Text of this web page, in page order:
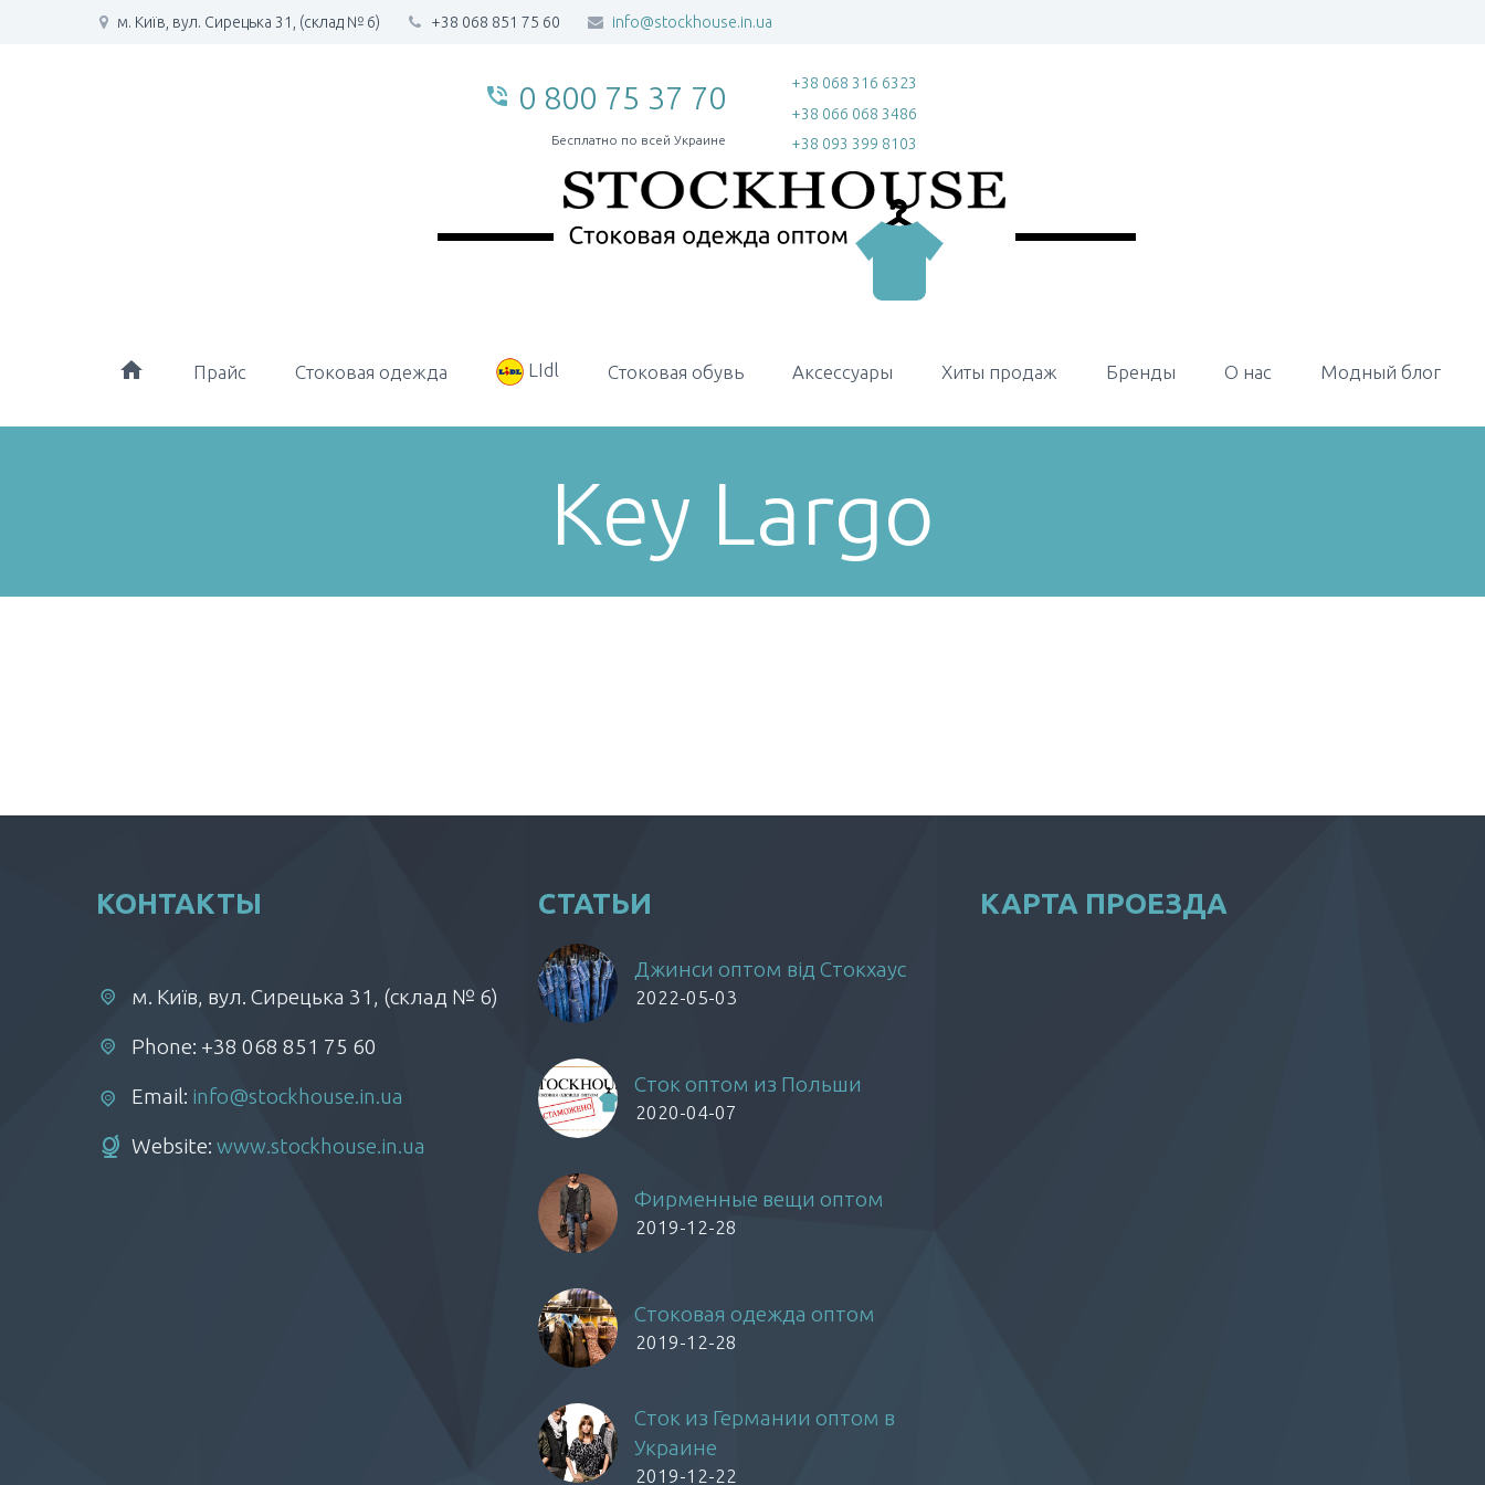
м. Київ, вул. Сирецька 31, (склад № 6) +38 068 851 75 60 info@stockhouse.in.ua
phone_in_talk 0 800 75 37 70
Бесплатно по всей Украине
+38 068 316 6323
+38 066 068 3486
+38 093 399 8103
home Прайс Стоковая одежда LIdl Стоковая обувь Аксессуары Хиты продаж Бренды О нас Модный блог
Key Largo
КОНТАКТЫ
м. Київ, вул. Сирецька 31, (склад № 6)
Phone: +38 068 851 75 60
Email: info@stockhouse.in.ua
Website: www.stockhouse.in.ua
СТАТЬИ
Джинси оптом від Стокхаус
2022-05-03
Сток оптом из Польши
2020-04-07
Фирменные вещи оптом
2019-12-28
Стоковая одежда оптом
2019-12-28
Сток из Германии оптом в
Украине
2019-12-22
КАРТА ПРОЕЗДА